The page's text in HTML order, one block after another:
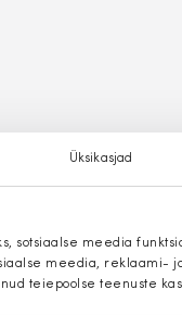
Üksikasjad
sotsiaalse meedia
meedia,
teiepoolse teenuste